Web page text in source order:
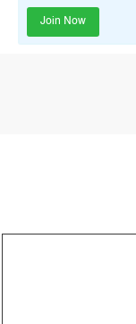
Join Now